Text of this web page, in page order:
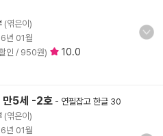
(엮은이)
년 01월
인 / 950원)
10.0
만5세 -2호 - 연필잡고 한글 30
(엮은이)
년 01월